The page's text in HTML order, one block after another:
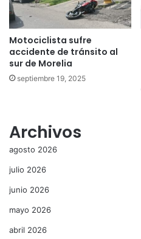
Motociclista sufre
accidente de tránsito al
sur de Morelia
septiembre 19, 2025
Archivos
agosto 2026
julio 2026
junio 2026
mayo 2026
abril 2026